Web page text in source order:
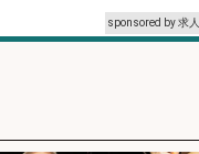
sponsored by 求
メガバス株式会社